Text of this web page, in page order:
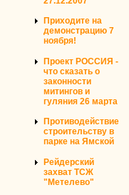
Приходите на
демонстрацию 7
ноября!
Проект РОССИЯ -
что сказать о
законности
митингов и
гуляния 26 марта
Противодействие
строительству в
парке на Ямской
Рейдерский
захват ТСЖ
"Метелево"